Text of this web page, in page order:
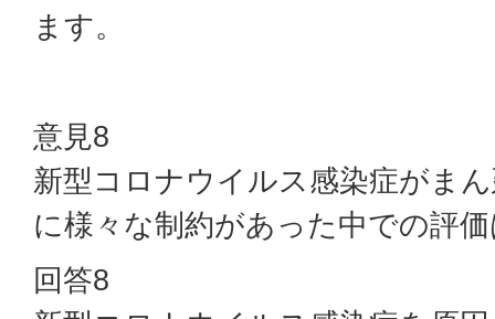
ます。
意見8
新型コロナウイルス感染症がま
に様々な制約があった中での評
回答8